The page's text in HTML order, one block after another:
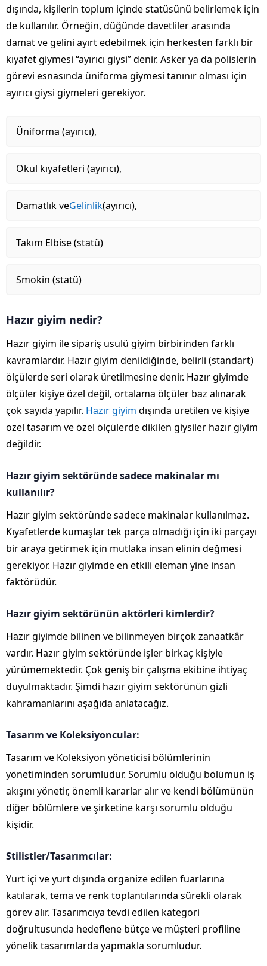
dışında, kişilerin toplum içinde statüsünü belirlemek için
de kullanılır. Örneğin, düğünde davetliler arasında
damat ve gelini ayırt edebilmek için herkesten farklı bir
kıyafet giymesi “ayırıcı giysi” denir. Asker ya da polislerin
görevi esnasında üniforma giymesi tanınır olması için
ayırıcı giysi giymeleri gerekiyor.
Üniforma (ayırıcı),
Okul kıyafetleri (ayırıcı),
Damatlık veGelinlik(ayırıcı),
Takım Elbise (statü)
Smokin (statü)
Hazır giyim nedir?
Hazır giyim ile sipariş usulü giyim birbirinden farklı
kavramlardır. Hazır giyim denildiğinde, belirli (standart)
ölçülerde seri olarak üretilmesine denir. Hazır giyimde
ölçüler kişiye özel değil, ortalama ölçüler baz alınarak
çok sayıda yapılır. Hazır giyim dışında üretilen ve kişiye
özel tasarım ve özel ölçülerde dikilen giysiler hazır giyim
değildir.
Hazır giyim sektöründe sadece makinalar mı
kullanılır?
Hazır giyim sektöründe sadece makinalar kullanılmaz.
Kıyafetlerde kumaşlar tek parça olmadığı için iki parçayı
bir araya getirmek için mutlaka insan elinin değmesi
gerekiyor. Hazır giyimde en etkili eleman yine insan
faktörüdür.
Hazır giyim sektörünün aktörleri kimlerdir?
Hazır giyimde bilinen ve bilinmeyen birçok zanaatkâr
vardır. Hazır giyim sektöründe işler birkaç kişiyle
yürümemektedir. Çok geniş bir çalışma ekibine ihtiyaç
duyulmaktadır. Şimdi hazır giyim sektörünün gizli
kahramanlarını aşağıda anlatacağız.
Tasarım ve Koleksiyoncular:
Tasarım ve Koleksiyon yöneticisi bölümlerinin
yönetiminden sorumludur. Sorumlu olduğu bölümün iş
akışını yönetir, önemli kararlar alır ve kendi bölümünün
diğer bölümlere ve şirketine karşı sorumlu olduğu
kişidir.
Stilistler/Tasarımcılar:
Yurt içi ve yurt dışında organize edilen fuarlarına
katılarak, tema ve renk toplantılarında sürekli olarak
görev alır. Tasarımcıya tevdi edilen kategori
doğrultusunda hedeflene bütçe ve müşteri profiline
yönelik tasarımlarda yapmakla sorumludur.